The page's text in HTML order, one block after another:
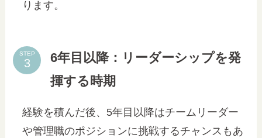
ります。
STEP
6年目以降：リーダーシップを発
揮する時期
経験を積んだ後、5年目以降はチームリーダー
や管理職のポジションに挑戦するチャンスもあ